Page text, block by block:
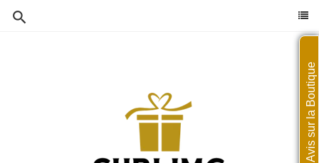
Avis sur la Boutique